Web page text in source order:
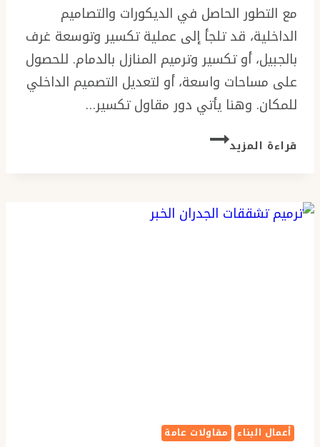
مع التطور الحاصل في الديكورات والتصاميم
الداخلية، قد تلجأ إلى عملية تكسير وتوسعة غرف
بالجبيل، أو تكسير وترميم المنازل بالدمام. للحصول
على مساحات واسعة، أو لتعديل التصميم الداخلي
للمكان. وهنا يأتي دور مقاول تكسير…
قراءة المزيدمقاول
تكسير
ت:
0576154945
أعمال البناء مقاولات عامة